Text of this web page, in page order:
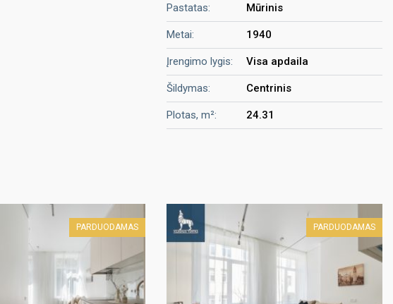
Pastatas: Mūrinis
Metai: 1940
Įrengimo lygis: Visa apdaila
Šildymas: Centrinis
Plotas, m²: 24.31
PARDUODAMAS PARDUODAMAS